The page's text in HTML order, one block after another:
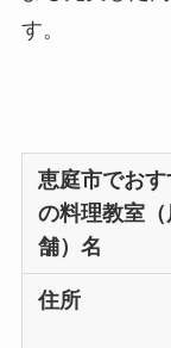
す。
恵庭市でおす
の料理教室（
舗）名
住所